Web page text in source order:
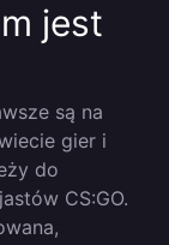
jest
są na
gier i
do
CS:GO.